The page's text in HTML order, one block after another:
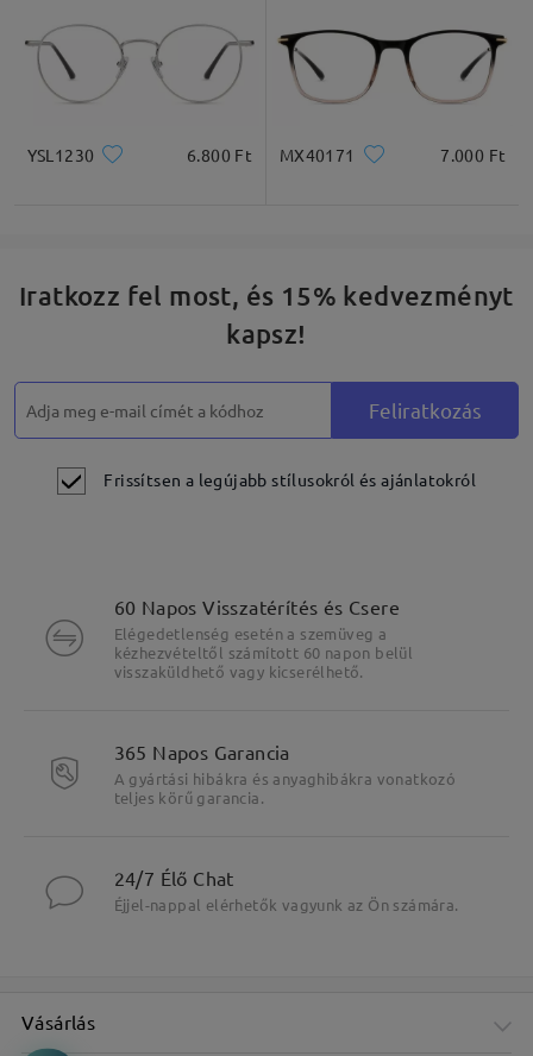
YSL1230 6.800 Ft MX40171 7.000 Ft
Iratkozz fel most, és 15% kedvezményt
kapsz!
Feliratkozás
Frissítsen a legújabb stílusokról és ajánlatokról
60 Napos Visszatérítés és Csere
Elégedetlenség esetén a szemüveg a
kézhezvételtől számított 60 napon belül
visszaküldhető vagy kicserélhető.
365 Napos Garancia
A gyártási hibákra és anyaghibákra vonatkozó
teljes körű garancia.
24/7 Élő Chat
Éjjel-nappal elérhetők vagyunk az Ön számára.
Vásárlás